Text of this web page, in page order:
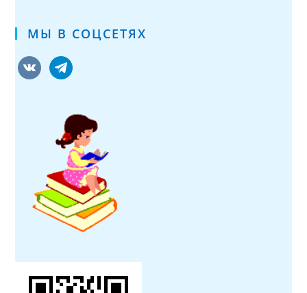
МЫ В СОЦСЕТЯХ
vkontaktetelegram